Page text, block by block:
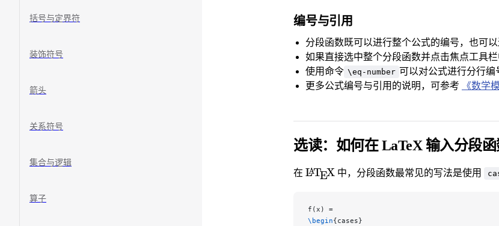
括号与定界符
装饰符号
箭头
关系符号
集合与逻辑
算子
编号与引用
分段函数既可以进行整个公式的编号，也可以
如果直接选中整个分段函数并点击焦点工具
使用命令 \eq-number 可以对公式进行分行编
更多公式编号与引用的说明，可参考
《数学
选读：如何在 LaTeX 输入分段
在 \LaTeX
LATEX中，分段函数最常见的写法是使用
f(x) =
\begin{cases}